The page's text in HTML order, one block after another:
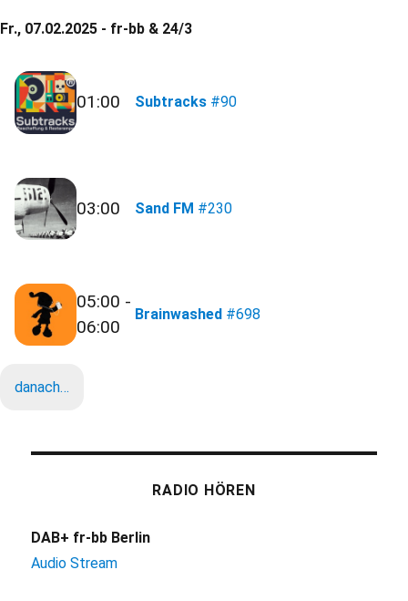
Fr., 07.02.2025 - fr-bb & 24/3
01:00 Subtracks #90
03:00 Sand FM #230
05:00 -
06:00
Brainwashed #698
danach…
RADIO HÖREN
DAB+ fr-bb Berlin
Audio Stream